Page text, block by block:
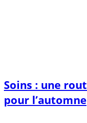
Soins : une
pour l’automne